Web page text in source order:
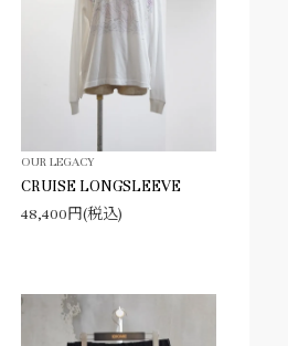
OUR LEGACY
CRUISE LONGSLEEVE
48,400円(税込)